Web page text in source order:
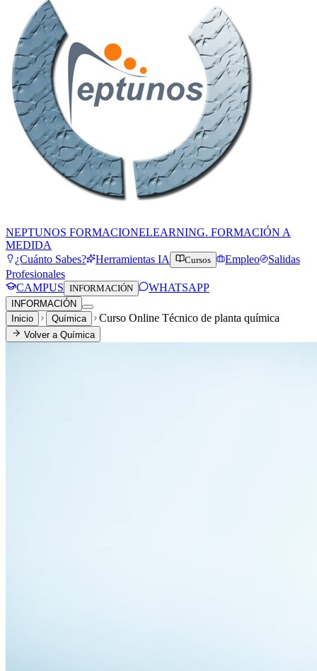
NEPTUNOS FORMACIONELEARNING. FORMACIÓN A
MEDIDA
¿Cuánto Sabes?
Herramientas IA Cursos Empleo
Salidas
Profesionales
CAMPUS INFORMACIÓN WHATSAPP
INFORMACIÓN
Inicio
Química Curso Online Técnico de planta química
Volver a Química